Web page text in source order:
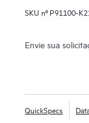
SKU nº P91100-
Envie sua
QuickSpecs